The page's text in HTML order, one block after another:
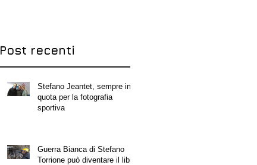
Post recenti
Stefano Jeantet, sempre in
quota per la fotografia
sportiva
Guerra Bianca di Stefano
Torrione può diventare il libro